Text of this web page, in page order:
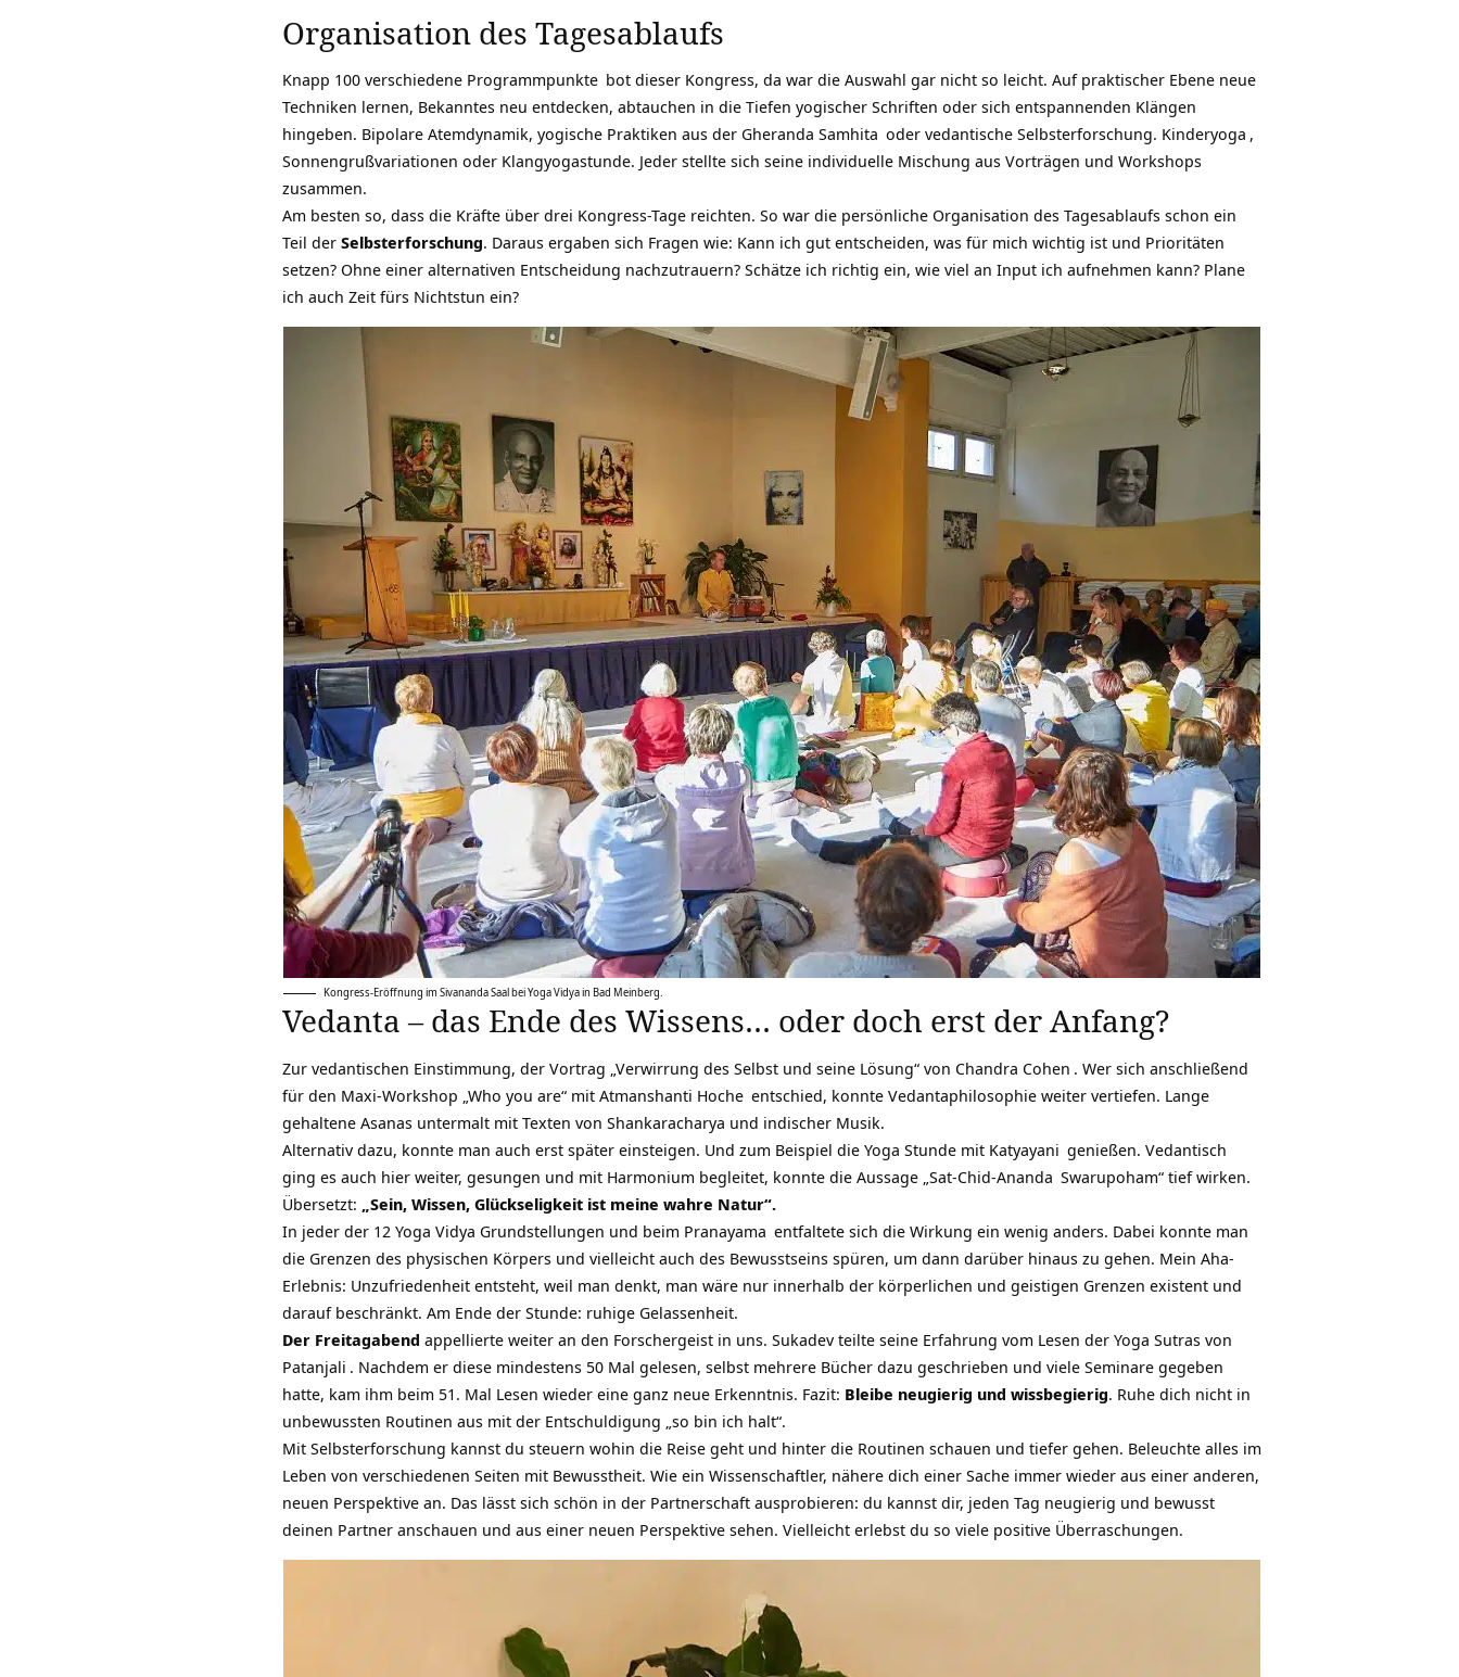
Organisation des Tagesablaufs
Knapp 100 verschiedene Programmpunkte bot dieser Kongress, da war die Auswahl gar nicht so leicht. Auf praktischer Ebene neue
Techniken lernen, Bekanntes neu entdecken, abtauchen in die Tiefen yogischer Schriften oder sich entspannenden Klängen
hingeben. Bipolare Atemdynamik, yogische Praktiken aus der Gheranda Samhita oder vedantische Selbsterforschung. Kinderyoga ,
Sonnengrußvariationen oder Klangyogastunde. Jeder stellte sich seine individuelle Mischung aus Vorträgen und Workshops
zusammen.
Am besten so, dass die Kräfte über drei Kongress-Tage reichten. So war die persönliche Organisation des Tagesablaufs schon ein
Teil der Selbsterforschung. Daraus ergaben sich Fragen wie: Kann ich gut entscheiden, was für mich wichtig ist und Prioritäten
setzen? Ohne einer alternativen Entscheidung nachzutrauern? Schätze ich richtig ein, wie viel an Input ich aufnehmen kann? Plane
ich auch Zeit fürs Nichtstun ein?
Kongress-Eröffnung im Sivananda Saal bei Yoga Vidya in Bad Meinberg.
Vedanta – das Ende des Wissens… oder doch erst der Anfang?
Zur vedantischen Einstimmung, der Vortrag „Verwirrung des Selbst und seine Lösung“ von Chandra Cohen . Wer sich anschließend
für den Maxi-Workshop „Who you are“ mit Atmanshanti Hoche entschied, konnte Vedantaphilosophie weiter vertiefen. Lange
gehaltene Asanas untermalt mit Texten von Shankaracharya und indischer Musik.
Alternativ dazu, konnte man auch erst später einsteigen. Und zum Beispiel die Yoga Stunde mit Katyayani genießen. Vedantisch
ging es auch hier weiter, gesungen und mit Harmonium begleitet, konnte die Aussage „ Sat-Chid-Ananda Swarupoham“ tief wirken.
Übersetzt:
„Sein, Wissen, Glückseligkeit ist meine wahre Natur“.
In jeder der 12 Yoga Vidya Grundstellungen und beim Pranayama entfaltete sich die Wirkung ein wenig anders. Dabei konnte man
die Grenzen des physischen Körpers und vielleicht auch des Bewusstseins spüren, um dann darüber hinaus zu gehen. Mein Aha-
Erlebnis: Unzufriedenheit entsteht, weil man denkt, man wäre nur innerhalb der körperlichen und geistigen Grenzen existent und
darauf beschränkt. Am Ende der Stunde: ruhige Gelassenheit.
Der Freitagabend appellierte weiter an den Forschergeist in uns. Sukadev teilte seine Erfahrung vom Lesen der Yoga Sutras von
Patanjali . Nachdem er diese mindestens 50 Mal gelesen, selbst mehrere Bücher dazu geschrieben und viele Seminare gegeben
hatte, kam ihm beim 51. Mal Lesen wieder eine ganz neue Erkenntnis. Fazit: Bleibe neugierig und wissbegierig. Ruhe dich nicht in
unbewussten Routinen aus mit der Entschuldigung „so bin ich halt“.
Mit Selbsterforschung kannst du steuern wohin die Reise geht und hinter die Routinen schauen und tiefer gehen. Beleuchte alles im
Leben von verschiedenen Seiten mit Bewusstheit. Wie ein Wissenschaftler, nähere dich einer Sache immer wieder aus einer anderen,
neuen Perspektive an. Das lässt sich schön in der Partnerschaft ausprobieren: du kannst dir, jeden Tag neugierig und bewusst
deinen Partner anschauen und aus einer neuen Perspektive sehen. Vielleicht erlebst du so viele positive Überraschungen.